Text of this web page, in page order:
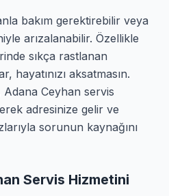
bakım gerektirebilir veya
arızalanabilir. Özellikle
sıkça rastlanan
hayatınızı aksatmasın.
Ceyhan servis
adresinize gelir ve
sorunun kaynağını
Servis Hizmetini